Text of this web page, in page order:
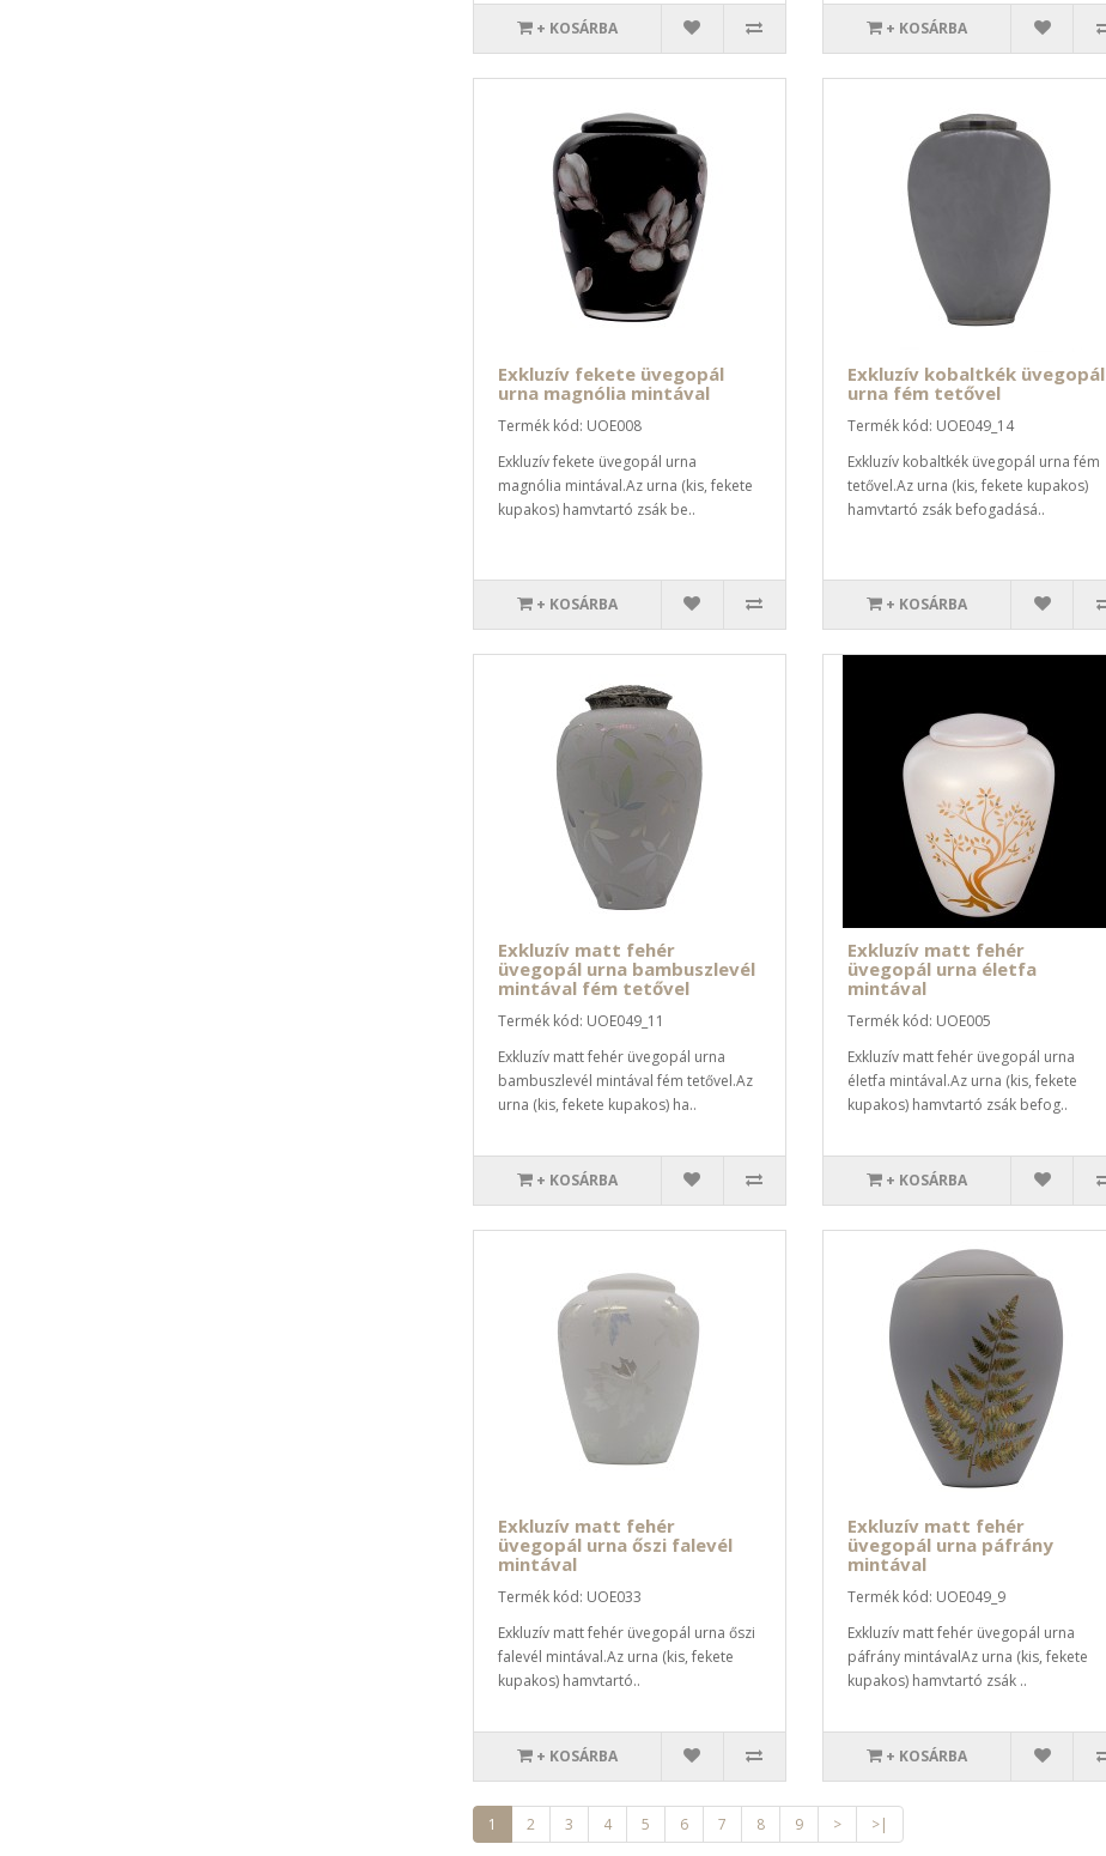
+ KOSÁRBA + KOSÁRBA
Exkluzív fekete üvegopál
urna magnólia mintával
Termék kód: UOE008
Exkluzív fekete üvegopál urna
magnólia mintával.Az urna (kis, fekete
kupakos) hamvtartó zsák be..
+ KOSÁRBA
Exkluzív kobaltkék üvegopál
urna fém tetővel
Termék kód: UOE049_14
Exkluzív kobaltkék üvegopál urna fém
tetővel.Az urna (kis, fekete kupakos)
hamvtartó zsák befogadásá..
+ KOSÁRBA
Exkluzív matt fehér
üvegopál urna bambuszlevél
mintával fém tetővel
Termék kód: UOE049_11
Exkluzív matt fehér üvegopál urna
bambuszlevél mintával fém tetővel.Az
urna (kis, fekete kupakos) ha..
+ KOSÁRBA
Exkluzív matt fehér
üvegopál urna életfa
mintával
Termék kód: UOE005
Exkluzív matt fehér üvegopál urna
életfa mintával.Az urna (kis, fekete
kupakos) hamvtartó zsák befog..
+ KOSÁRBA
Exkluzív matt fehér
üvegopál urna őszi falevél
mintával
Termék kód: UOE033
Exkluzív matt fehér üvegopál urna őszi
falevél mintával.Az urna (kis, fekete
kupakos) hamvtartó..
+ KOSÁRBA
Exkluzív matt fehér
üvegopál urna páfrány
mintával
Termék kód: UOE049_9
Exkluzív matt fehér üvegopál urna
páfrány mintávalAz urna (kis, fekete
kupakos) hamvtartó zsák ..
+ KOSÁRBA
1 2 3 4 5 6 7 8 9 > >|